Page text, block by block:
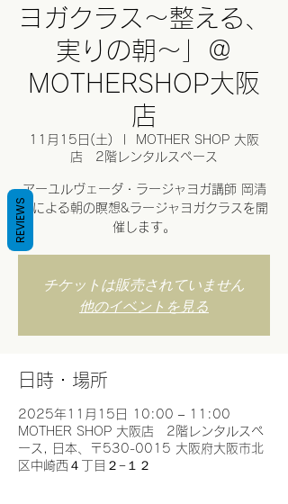
ヨガクラス～整える、
実りの朝～」＠
MOTHERSHOP大阪
店
11月15日(土)
MOTHER SHOP 大阪
店 2階レンタルスペース
アーユルヴェーダ・ラージャヨガ講師 岡清
華による朝の瞑想&ラージャヨガクラスを開
催します。
チケットは販売されていません
他のイベントを見る
日時・場所
2025年11月15日 10:00 – 11:00
MOTHER SHOP 大阪店 2階レンタルスペ
ース, 日本、〒530-0015 大阪府大阪市北
区中崎西４丁目２−１２
REVIEWS